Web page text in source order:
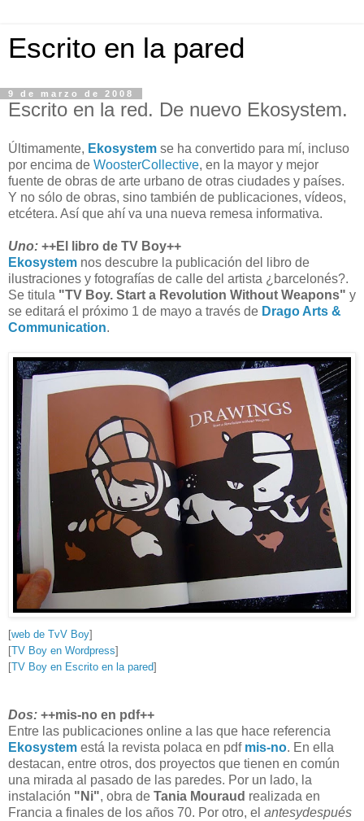
Escrito en la pared
9 de marzo de 2008
Escrito en la red. De nuevo Ekosystem.
Últimamente, Ekosystem se ha convertido para mí, incluso
por encima de WoosterCollective, en la mayor y mejor
fuente de obras de arte urbano de otras ciudades y países.
Y no sólo de obras, sino también de publicaciones, vídeos,
etcétera. Así que ahí va una nueva remesa informativa.
Uno: ++El libro de TV Boy++
Ekosystem nos descubre la publicación del libro de
ilustraciones y fotografías de calle del artista ¿barcelonés?.
Se titula "TV Boy. Start a Revolution Without Weapons" y
se editará el próximo 1 de mayo a través de Drago Arts &
Communication.
[web de TvV Boy]
[TV Boy en Wordpress]
[TV Boy en Escrito en la pared]
Dos: ++mis-no en pdf++
Entre las publicaciones online a las que hace referencia
Ekosystem está la revista polaca en pdf mis-no. En ella
destacan, entre otros, dos proyectos que tienen en común
una mirada al pasado de las paredes. Por un lado, la
instalación "Ni", obra de Tania Mouraud realizada en
Francia a finales de los años 70. Por otro, el antesydespués